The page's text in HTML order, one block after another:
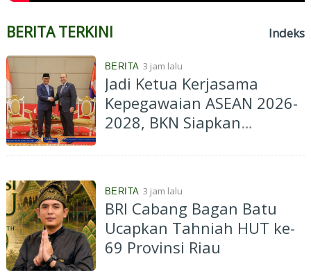
BERITA TERKINI Indeks
BERITA 3 jam lalu
Jadi Ketua Kerjasama
Kepegawaian ASEAN 2026-
2028, BKN Siapkan
Kolaborasi ASN ASEAN
BERITA 3 jam lalu
BRI Cabang Bagan Batu
Ucapkan Tahniah HUT ke-
69 Provinsi Riau